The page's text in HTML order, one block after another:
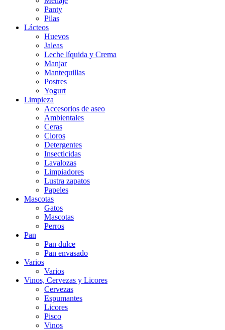
Panty
Pilas
Lácteos
Huevos
Jaleas
Leche líquida y Crema
Manjar
Mantequillas
Postres
Yogurt
Limpieza
Accesorios de aseo
Ambientales
Ceras
Cloros
Detergentes
Insecticidas
Lavalozas
Limpiadores
Lustra zapatos
Papeles
Mascotas
Gatos
Mascotas
Perros
Pan
Pan dulce
Pan envasado
Varios
Varios
Vinos, Cervezas y Licores
Cervezas
Espumantes
Licores
Pisco
Vinos